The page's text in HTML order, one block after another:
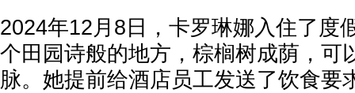
2024年12月8日，卡罗琳娜入住了度
个田园诗般的地方，棕榈树成荫，可
脉。她提前给酒店员工发送了饮食要